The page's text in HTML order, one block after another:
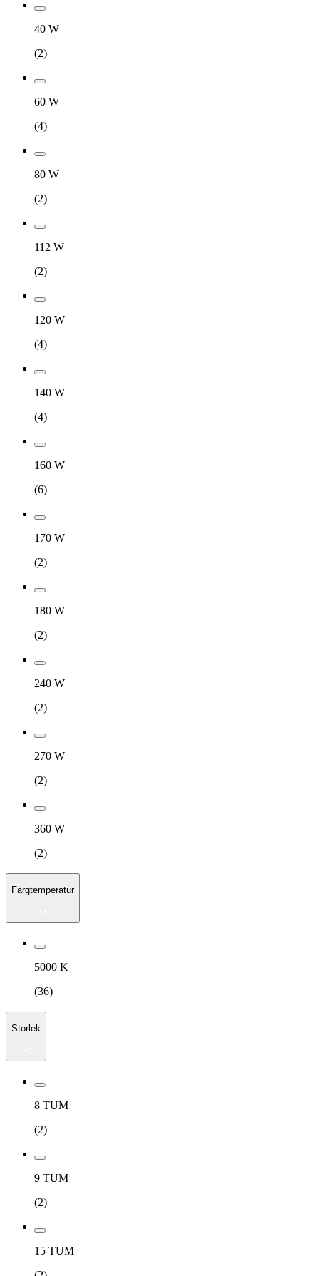
40 W
(2)
60 W
(4)
80 W
(2)
112 W
(2)
120 W
(4)
140 W
(4)
160 W
(6)
170 W
(2)
180 W
(2)
240 W
(2)
270 W
(2)
360 W
(2)
Färgtemperatur
5000 K
(36)
Storlek
8 TUM
(2)
9 TUM
(2)
15 TUM